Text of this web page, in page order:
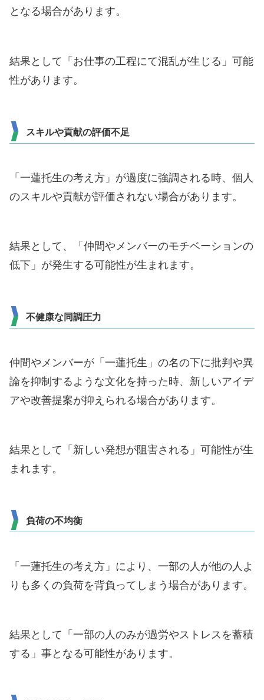
となる場合があります。
結果として「お仕事の工程にて混乱が生じる」可能
性があります。
スキルや貢献の評価不足
「一蓮托生の考え方」が過度に強調される時、個人
のスキルや貢献が評価されない場合があります。
結果として、「仲間やメンバーのモチベーションの
低下」が発生する可能性が生まれます。
不健康な同調圧力
仲間やメンバーが「一蓮托生」の名の下に批判や異
論を抑制するような文化を持った時、新しいアイデ
アや改善提案が抑えられる場合があります。
結果として「新しい発想が阻害される」可能性が生
まれます。
負荷の不均衡
「一蓮托生の考え方」により、一部の人が他の人よ
りも多くの負荷を背負ってしまう場合があります。
結果として「一部の人のみが過労やストレスを蓄積
する」事となる可能性があります。